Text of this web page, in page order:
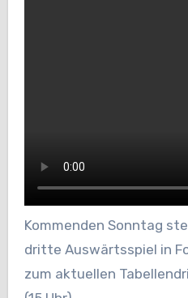
Kommenden Sonntag
dritte Auswärtsspiel in
zum aktuellen